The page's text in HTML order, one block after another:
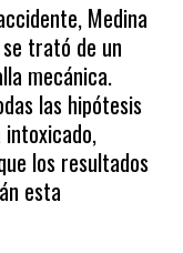
Medina
trató de un
mecánica.
las hipótesis
intoxicado,
los resultados
esta